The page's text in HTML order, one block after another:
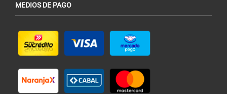
MEDIOS DE PAGO